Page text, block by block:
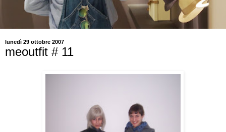
lunedì 29 ottobre 2007
meoutfit # 11